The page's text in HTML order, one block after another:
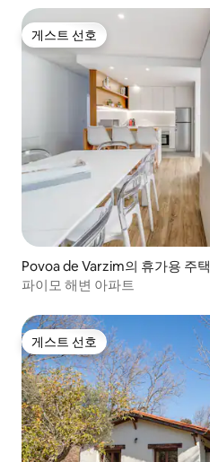
게스트 선호
게스트 선호
Povoa de Varzim의 휴가용 주택
파이모 해변 아파트
게스트 선호
게스트 선호